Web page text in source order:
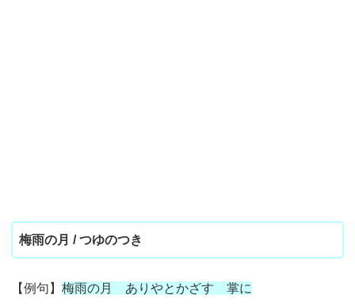
梅雨の月 / つゆのつき
【例句】梅雨の月 ありやとかざす 掌に